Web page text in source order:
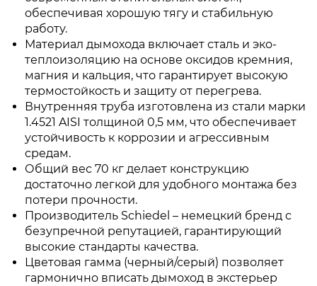
обеспечивая хорошую тягу и стабильную
работу.
Материал дымохода включает сталь и эко-
теплоизоляцию на основе оксидов кремния,
магния и кальция, что гарантирует высокую
термостойкость и защиту от перегрева.
Внутренняя труба изготовлена из стали марки
1.4521 AISI толщиной 0,5 мм, что обеспечивает
устойчивость к коррозии и агрессивным
средам.
Общий вес 70 кг делает конструкцию
достаточно легкой для удобного монтажа без
потери прочности.
Производитель Schiedel – немецкий бренд с
безупречной репутацией, гарантирующий
высокие стандарты качества.
Цветовая гамма (черный/серый) позволяет
гармонично вписать дымоход в экстерьер